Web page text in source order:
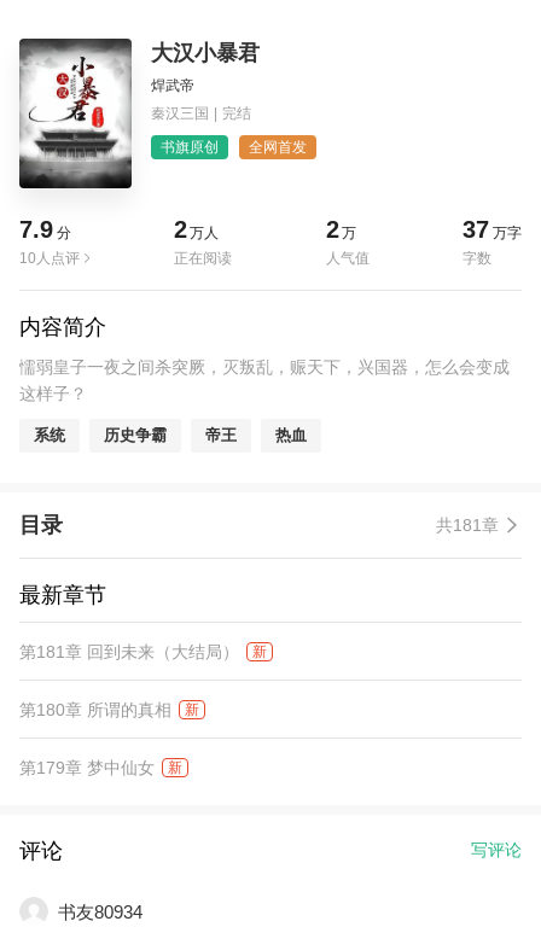
大汉小暴君
焊武帝
秦汉三国 | 完结
书旗原创 全网首发
7.9 分
10人点评
2万人
正在阅读
2万
人气值
37 万字
字数
内容简介
懦弱皇子一夜之间杀突厥，灭叛乱，赈天下，兴国器，怎么会变成
这样子？
系统 历史争霸 帝王 热血
目录 共181章
最新章节
第181章 回到未来（大结局） 新
第180章 所谓的真相 新
第179章 梦中仙女 新
评论 写评论
书友80934